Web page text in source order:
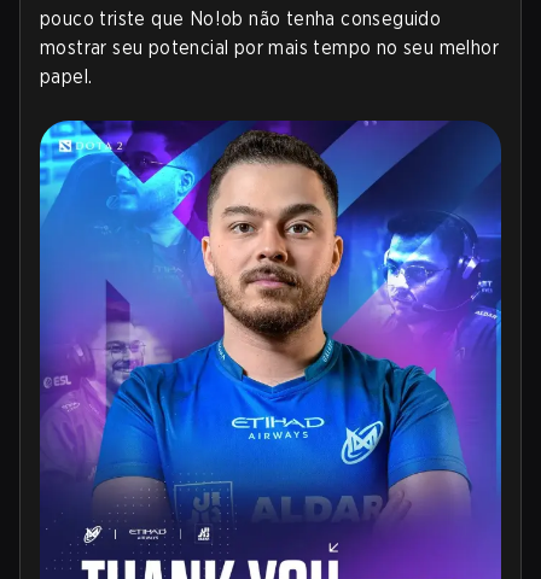
pouco triste que No!ob não tenha conseguido
mostrar seu potencial por mais tempo no seu melhor
papel.